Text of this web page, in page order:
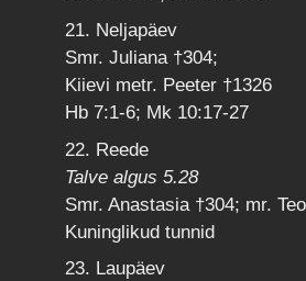
21. Neljapäev
Smr. Juliana †304;
Kiievi metr. Peeter †1326
Hb 7:1-6; Mk 10:17-27
22. Reede
Talve algus 5.28
Smr. Anastasia †304; mr.
Kuninglikud tunnid
23. Laupäev